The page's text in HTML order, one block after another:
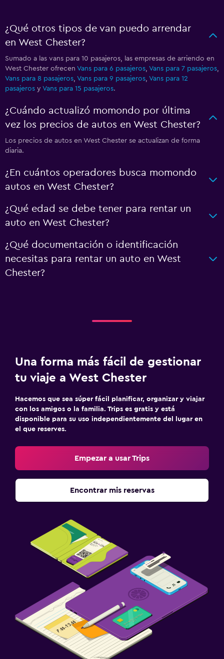
¿Qué otros tipos de van puedo arrendar
en West Chester?
Sumado a las vans para 10 pasajeros, las empresas de arriendo en
West Chester ofrecen Vans para 6 pasajeros, Vans para 7 pasajeros,
Vans para 8 pasajeros, Vans para 9 pasajeros, Vans para 12
pasajeros y Vans para 15 pasajeros.
¿Cuándo actualizó momondo por última
vez los precios de autos en West Chester?
Los precios de autos en West Chester se actualizan de forma
diaria.
¿En cuántos operadores busca momondo
autos en West Chester?
¿Qué edad se debe tener para rentar un
auto en West Chester?
¿Qué documentación o identificación
necesitas para rentar un auto en West
Chester?
Una forma más fácil de gestionar
tu viaje a West Chester
Hacemos que sea súper fácil planificar, organizar y viajar
con los amigos o la familia. Trips es gratis y está
disponible para su uso independientemente del lugar en
el que reserves.
Empezar a usar Trips
Encontrar mis reservas